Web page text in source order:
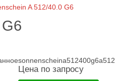
A 512/40.0 G6
sonnenscheina512400g6a512
Цена по запросу